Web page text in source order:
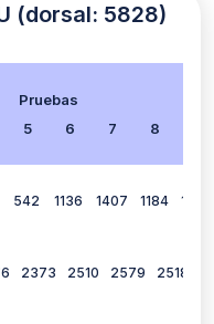
(dorsal: 5828)
Pruebas
5 6 7 8
542 1136 1407 1184 1264
2373 2510 2579 2518